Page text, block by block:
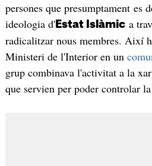
persones que presumptament es
ideologia d'Estat Islàmica
radicalitzar nous membres. Així
Ministeri de l'Interior en un
grup combinava l'activitat a la
que servien per poder controlar